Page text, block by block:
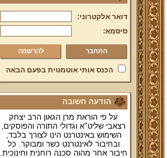
דואר אלקטרוני:
סיסמא:
להרשמה
הכנס אותי אוטמטית בפעם הבאה
הודעה חשובה
על פי הוראת מרן הגאון הרב יצחק
רצאבי שליט"א וגדולי התורה והפוסקים,
השימוש באינטרנט הינו לצורך בלבד,
ובחיבור לאינטרנט כשר ומבוקר. כל
חיבור אחר מהוה סכנה רוחנית וחינוכית.